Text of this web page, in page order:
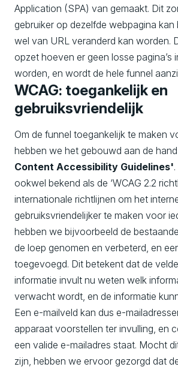
Application (SPA) van gemaakt. Dit
gebruiker op dezelfde webpagina kan
wel van URL veranderd kan worden.
opzet hoeven er geen losse pagina’s
worden, en wordt de hele funnel
WCAG: toegankelijk en
gebruiksvriendelijk
Om de funnel toegankelijk te maken
hebben we het gebouwd aan de
Content Accessibility Guidelines'
ookwel bekend als de ‘WCAG 2.2
internationale richtlijnen om het
gebruiksvriendelijker te maken voor
hebben we bijvoorbeeld de
de loep genomen en verbeterd, en
toegevoegd. Dit betekent dat de
informatie invult nu weten welk
verwacht wordt, en de informatie
Een e-mailveld kan dus e-
apparaat voorstellen ter invulling, en
een valide e-mailadres staat. Mocht
zijn, hebben we ervoor gezorgd dat